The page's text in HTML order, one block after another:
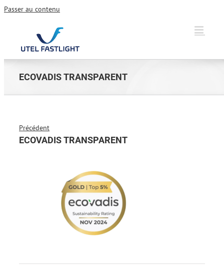
Passer au contenu
ECOVADIS TRANSPARENT
Précédent
ECOVADIS TRANSPARENT